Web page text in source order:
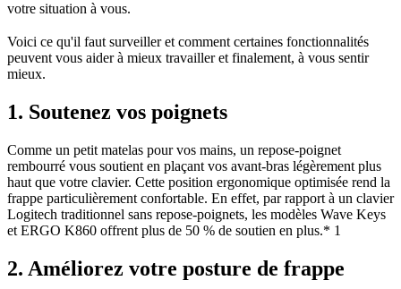
votre situation à vous.
Voici ce qu'il faut surveiller et comment certaines fonctionnalités
peuvent vous aider à mieux travailler et finalement, à vous sentir
mieux.
1. Soutenez vos poignets
Comme un petit matelas pour vos mains, un repose-poignet
rembourré vous soutient en plaçant vos avant-bras légèrement plus
haut que votre clavier. Cette position ergonomique optimisée rend la
frappe particulièrement confortable. En effet, par rapport à un clavier
Logitech traditionnel sans repose-poignets, les modèles Wave Keys
et ERGO K860 offrent plus de 50 % de soutien en plus.* 1
2. Améliorez votre posture de frappe